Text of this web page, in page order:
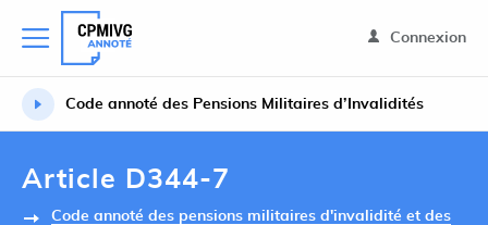
Connexion
Code annoté des Pensions Militaires d’Invalidités
Article D344-7
Code annoté des pensions militaires d'invalidité et des